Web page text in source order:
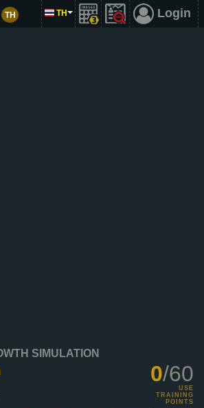
TH TH Login
SIMULATION
0/60
USE
TRAINING
POINTS